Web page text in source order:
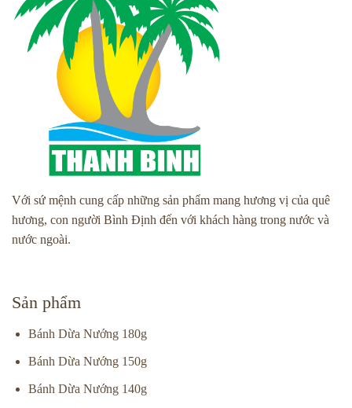
Với sứ mệnh cung cấp những sản phẩm mang hương vị của quê
hương, con người Bình Định đến với khách hàng trong nước và
nước ngoài.
Sản phẩm
Bánh Dừa Nướng 180g
Bánh Dừa Nướng 150g
Bánh Dừa Nướng 140g